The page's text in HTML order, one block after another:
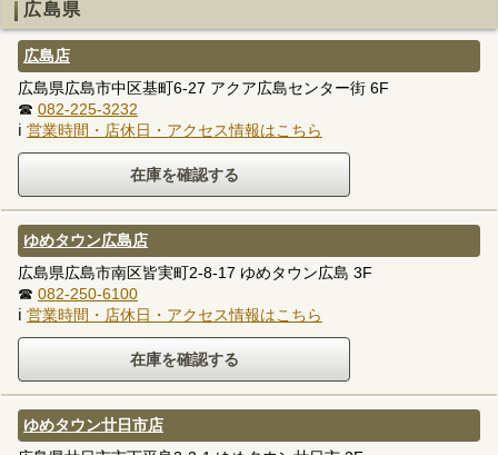
広島県
広島店
広島県広島市中区基町6-27 アクア広島センター街 6F
☎ 082-225-3232
ℹ 営業時間・店休日・アクセス情報はこちら
ゆめタウン広島店
広島県広島市南区皆実町2-8-17 ゆめタウン広島 3F
☎ 082-250-6100
ℹ 営業時間・店休日・アクセス情報はこちら
ゆめタウン廿日市店